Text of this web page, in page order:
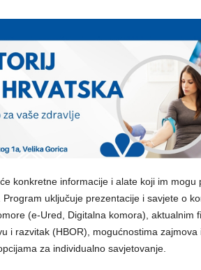
konkretne informacije i alate koji im mogu
uključuje prezentacije i savjete o
(e-Ured, Digitalna komora), aktualnim
i razvitak (HBOR), mogućnostima
za individualno savjetovanje.